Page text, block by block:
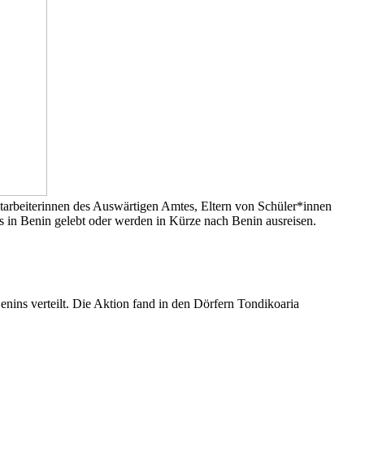
des Auswärtigen Amtes, Eltern von Schüler*innen
Benin gelebt oder werden in Kürze nach Benin ausreisen.
verteilt. Die Aktion fand in den Dörfern Tondikoaria